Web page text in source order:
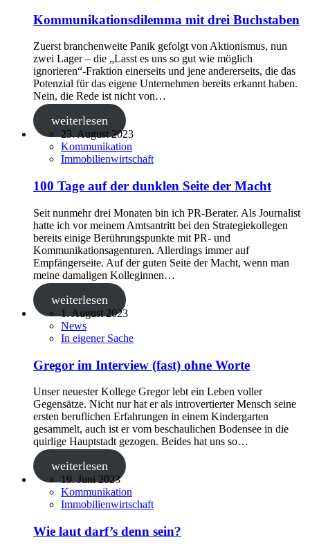
Kommunikationsdilemma mit drei Buchstaben
Zuerst branchenweite Panik gefolgt von Aktionismus, nun
zwei Lager – die „Lasst es uns so gut wie möglich
ignorieren“-Fraktion einerseits und jene andererseits, die das
Potenzial für das eigene Unternehmen bereits erkannt haben.
Nein, die Rede ist nicht von…
weiterlesen
23. August 2023
Kommunikation
Immobilienwirtschaft
100 Tage auf der dunklen Seite der Macht
Seit nunmehr drei Monaten bin ich PR-Berater. Als Journalist
hatte ich vor meinem Amtsantritt bei den Strategiekollegen
bereits einige Berührungspunkte mit PR- und
Kommunikationsagenturen. Allerdings immer auf
Empfängerseite. Auf der guten Seite der Macht, wenn man
meine damaligen Kolleginnen…
weiterlesen
1. August 2023
News
In eigener Sache
Gregor im Interview (fast) ohne Worte
Unser neuester Kollege Gregor lebt ein Leben voller
Gegensätze. Nicht nur hat er als introvertierter Mensch seine
ersten beruflichen Erfahrungen in einem Kindergarten
gesammelt, auch ist er vom beschaulichen Bodensee in die
quirlige Hauptstadt gezogen. Beides hat uns so…
weiterlesen
19. Juni 2023
Kommunikation
Immobilienwirtschaft
Wie laut darf’s denn sein?